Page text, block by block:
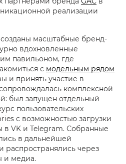
реализации
масштабные бренд-
вдохновленные
павильоном, где
с модельным рядом
и принять участие в
комплексной
был запущен отдельный
пользовательских
с возможностью загрузки
в VK и Telegram. Собранные
в дальнейшей
через
и медиа.